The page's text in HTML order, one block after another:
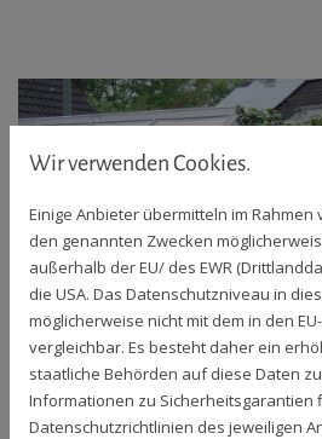
Wir verwenden Cookies.
Einige Anbieter übermitteln im
den genannten Zwecken
außerhalb der EU/ des EWR
die USA. Das Datenschutzniveau in
möglicherweise nicht mit dem in den
vergleichbar. Es besteht daher ein
staatliche Behörden auf diese Daten
Informationen zu Sicherheitsgarantien
Datenschutzrichtlinien des jeweiligen